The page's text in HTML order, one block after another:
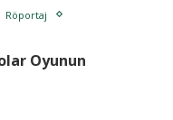
Röportaj
Oyunun